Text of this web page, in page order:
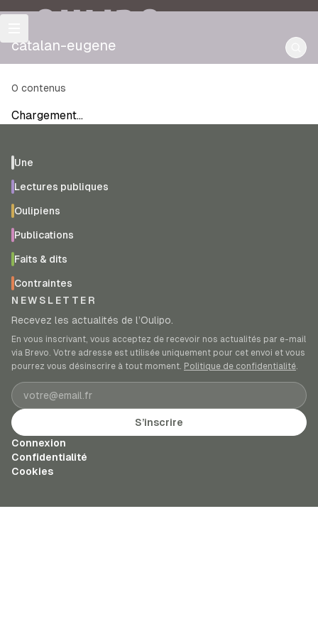
OULIPO
catalan-eugene
0 contenus
Chargement…
Une
Lectures publiques
Oulipiens
Publications
Faits & dits
Contraintes
NEWSLETTER
Recevez les actualités de l’Oulipo.
En vous inscrivant, vous acceptez de recevoir nos actualités par e-mail
via Brevo. Votre adresse est utilisée uniquement pour cet envoi et vous
pourrez vous désinscrire à tout moment. Politique de confidentialité.
Adresse e-mail
S’inscrire
Connexion
Confidentialité
Cookies